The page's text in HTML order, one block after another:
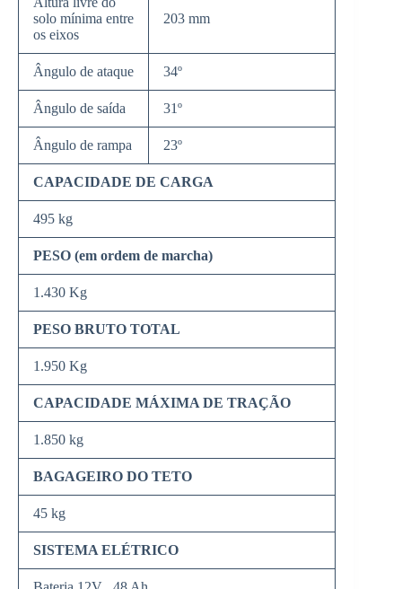
solo mínima entre
os eixos
203 mm
Ângulo de ataque 34º
Ângulo de saída 31º
Ângulo de rampa 23º
CAPACIDADE DE CARGA
495 kg
PESO (em ordem de marcha)
1.430 Kg
PESO BRUTO TOTAL
1.950 Kg
CAPACIDADE MÁXIMA DE TRAÇÃO
1.850 kg
BAGAGEIRO DO TETO
45 kg
SISTEMA ELÉTRICO